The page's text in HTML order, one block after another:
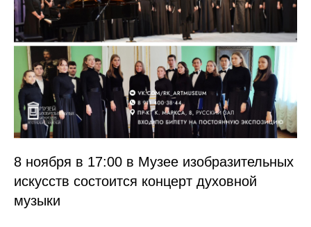
8 ноября в 17:00 в Музее изобразительных
искусств состоится концерт духовной
музыки